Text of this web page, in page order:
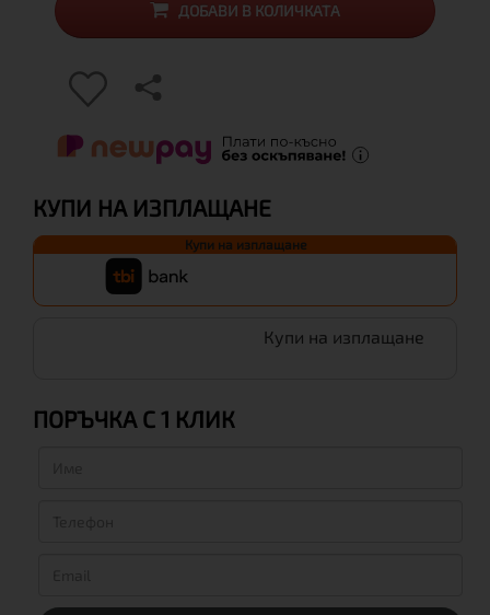
ДОБАВИ В КОЛИЧКАТА
КУПИ НА ИЗПЛАЩАНЕ
Купи на изплащане
Купи на изплащане
ПОРЪЧКА С 1 КЛИК